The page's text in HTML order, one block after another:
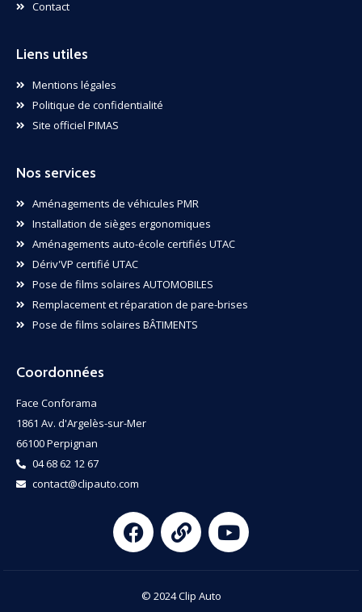
Contact
Liens utiles
Mentions légales
Politique de confidentialité
Site officiel PIMAS
Nos services
Aménagements de véhicules PMR
Installation de sièges ergonomiques
Aménagements auto-école certifiés UTAC
Dériv'VP certifié UTAC
Pose de films solaires AUTOMOBILES
Remplacement et réparation de pare-brises
Pose de films solaires BÂTIMENTS
Coordonnées
Face Conforama
1861 Av. d'Argelès-sur-Mer
66100 Perpignan
04 68 62 12 67
contact@clipauto.com
© 2024 Clip Auto